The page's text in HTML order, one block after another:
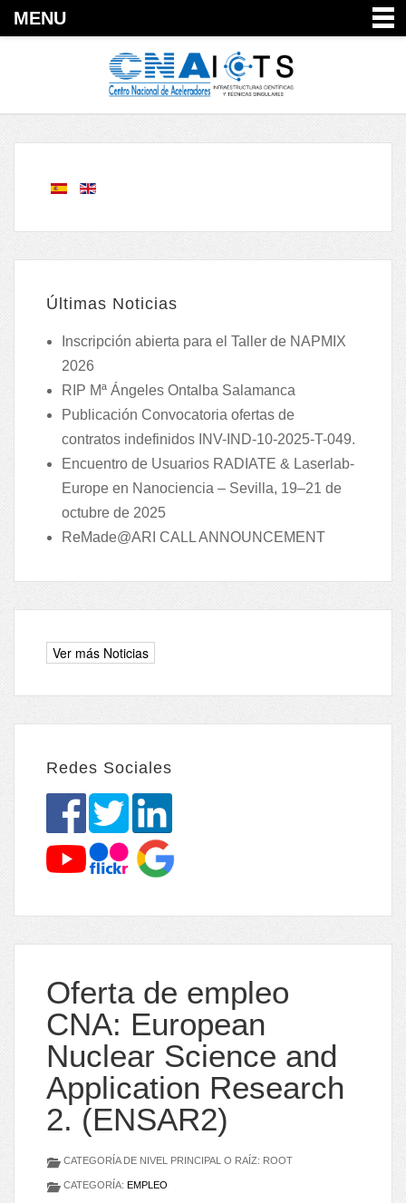
MENU
Últimas Noticias
Inscripción abierta para el Taller de NAPMIX
2026
RIP Mª Ángeles Ontalba Salamanca
Publicación Convocatoria ofertas de
contratos indefinidos INV-IND-10-2025-T-049.
Encuentro de Usuarios RADIATE & Laserlab-
Europe en Nanociencia – Sevilla, 19–21 de
octubre de 2025
ReMade@ARI CALL ANNOUNCEMENT
Redes Sociales
Oferta de empleo
CNA: European
Nuclear Science and
Application Research
2. (ENSAR2)
CATEGORÍA DE NIVEL PRINCIPAL O RAÍZ: ROOT
CATEGORÍA: EMPLEO